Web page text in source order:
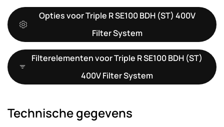
Opties voor Triple R SE100 BDH (ST) 400V
Filter System
Filterelementen voor Triple R SE100 BDH (ST)
400V Filter System
Technische gegevens